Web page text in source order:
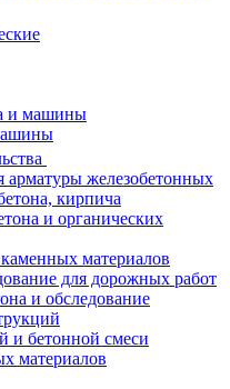
и машины
арматуры железобетонных
кирпича
и органических
материалов
для дорожных работ
и обследование
и бетонной смеси
материалов